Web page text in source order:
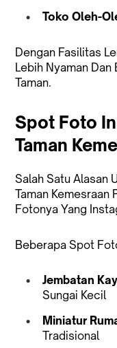
Toko Oleh-
Dengan Fasilitas
Lebih Nyaman
Taman.
Spot Foto
Taman
Salah Satu Alasan
Taman Kemesraan
Fotonya Yang
Beberapa Spot
Jembatan
Sungai Kecil
Miniatur
Tradisional